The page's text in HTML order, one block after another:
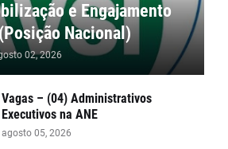
e Engajamento
Nacional)
02, 2026
Vagas – (04) Administrativos
Executivos na ANE
agosto 05, 2026